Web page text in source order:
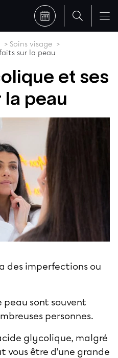
Soins visage
sur la peau
et ses
peau
des imperfections ou
peau sont souvent
personnes.
glycolique, malgré
vous être d’une grande